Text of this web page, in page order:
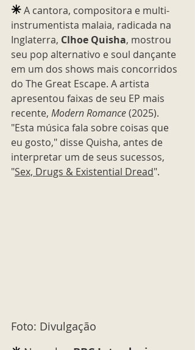
✳︎ A cantora, compositora e multi-
instrumentista malaia, radicada na
Inglaterra, Clhoe Quisha, mostrou
seu pop alternativo e soul dançante
em um dos shows mais concorridos
do The Great Escape. A artista
apresentou faixas de seu EP mais
recente, Modern Romance (2025).
"Esta música fala sobre coisas que
eu gosto," disse Quisha, antes de
interpretar um de seus sucessos,
"Sex, Drugs & Existential Dread".
Foto: Divulgação